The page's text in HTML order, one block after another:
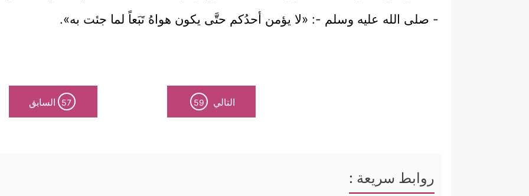
- صلى الله عليه وسلم -: «لا يؤمن أحدُكم حتَّى يكون هواهُ تَبَعاً لما جئت به».
التالي 59
57 السابق
روابط سريعة :